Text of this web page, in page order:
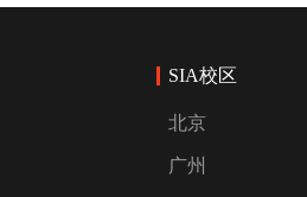
SIA校区
北京
广州